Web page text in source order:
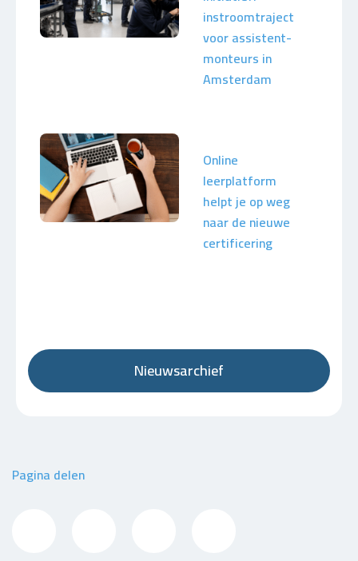
instroomtraject
voor assistent-
monteurs in
Amsterdam
Online
leerplatform
helpt je op weg
naar de nieuwe
certificering
Nieuwsarchief
Pagina delen